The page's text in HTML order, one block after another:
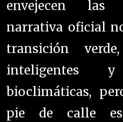
envejecen las
narrativa oficial
transición
inteligentes y
bioclimáticas,
pie de calle